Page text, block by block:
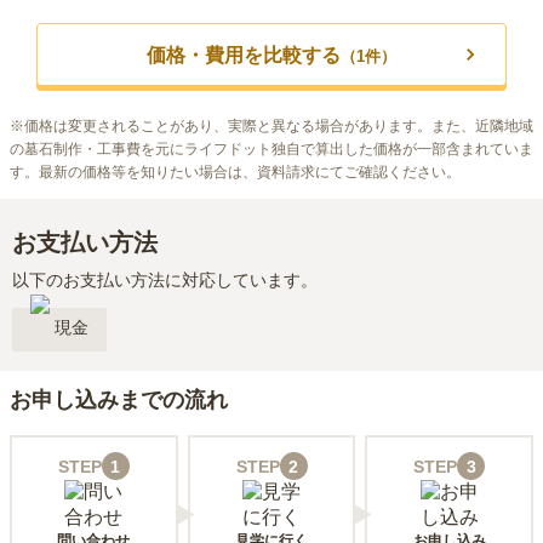
価格・費用を比較する （1件）
※価格は変更されることがあり、実際と異なる場合があります。また、近隣地域
の墓石制作・工事費を元にライフドット独自で算出した価格が一部含まれていま
す。最新の価格等を知りたい場合は、資料請求にてご確認ください。
お支払い方法
以下のお支払い方法に対応しています。
現金
お申し込みまでの流れ
STEP 1 STEP 2 STEP 3